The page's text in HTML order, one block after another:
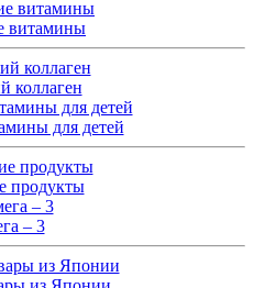
витамины
коллаген
для детей
продукты
– 3